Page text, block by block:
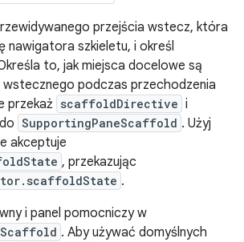
przejścia wstecz, która
nawigatora szkieletu, i określ
to, jak miejsca docelowe są
wstecznego podczas przechodzenia
przekaż scaffoldDirective i
do SupportingPaneScaffold . Użyj
akceptuje
, przekazując
.
i panel pomocniczy w
. Aby używać domyślnych